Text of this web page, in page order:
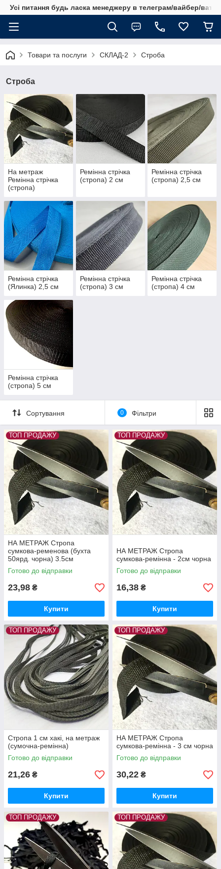
Усі питання будь ласка менеджеру в телеграм/вайбер/
Товари та послуги СКЛАД-2 Строба
Строба
На метраж
Ремінна стрічка
(стропа)
Ремінна стрічка
(стропа) 2 см
Ремінна стрічка
(стропа) 2,5 см
Ремінна стрічка
(Ялинка) 2,5 см
Ремінна стрічка
(стропа) 3 см
Ремінна стрічка
(стропа) 4 см
Ремінна стрічка
(стропа) 5 см
Сортування 0 Фільтри
ТОП ПРОДАЖУ
НА МЕТРАЖ Стропа
сумкова-ременова (бухта
50ярд. чорна) 3.5см
Готово до відправки
23,98 ₴
Купити
ТОП ПРОДАЖУ
НА МЕТРАЖ Стропа
сумкова-ремінна - 2см чорна
Готово до відправки
16,38 ₴
Купити
ТОП ПРОДАЖУ
Стропа 1 см хакі, на метраж
(сумочна-ремінна)
Готово до відправки
21,26 ₴
Купити
ТОП ПРОДАЖУ
НА МЕТРАЖ Стропа
сумкова-ремінна - 3 см чорна
Готово до відправки
30,22 ₴
Купити
ТОП ПРОДАЖУ ТОП ПРОДАЖУ